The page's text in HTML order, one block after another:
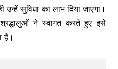
सुविधा का लाभ दिया जाएगा।
ने स्वागत करते हुए इसे
है।